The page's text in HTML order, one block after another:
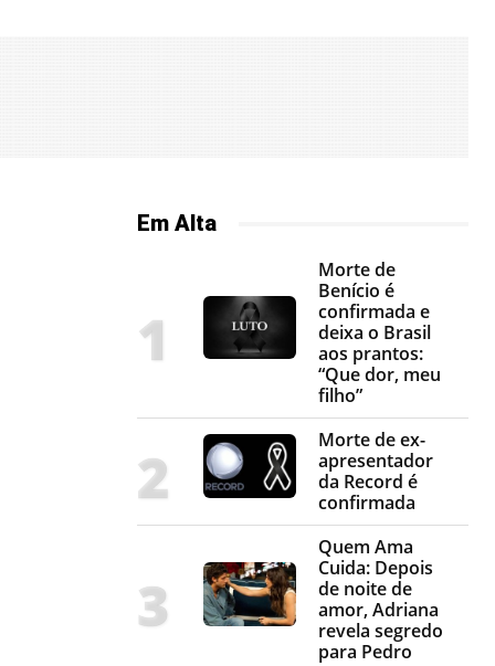
Em Alta
Morte de
Benício é
confirmada e
deixa o Brasil
aos prantos:
“Que dor, meu
filho”
Morte de ex-
apresentador
da Record é
confirmada
Quem Ama
Cuida: Depois
de noite de
amor, Adriana
revela segredo
para Pedro